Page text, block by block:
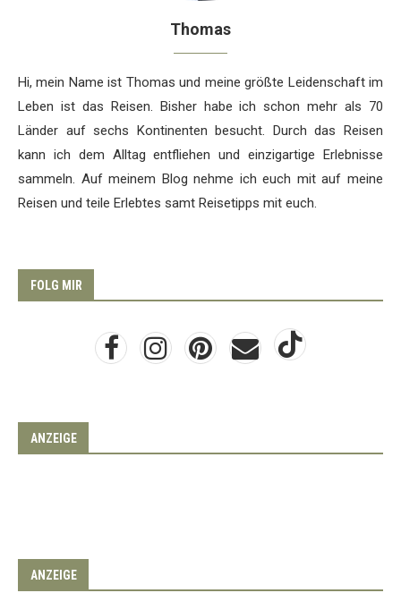
Thomas
Hi, mein Name ist Thomas und meine größte Leidenschaft im
Leben ist das Reisen. Bisher habe ich schon mehr als 70
Länder auf sechs Kontinenten besucht. Durch das Reisen
kann ich dem Alltag entfliehen und einzigartige Erlebnisse
sammeln. Auf meinem Blog nehme ich euch mit auf meine
Reisen und teile Erlebtes samt Reisetipps mit euch.
FOLG MIR
ANZEIGE
ANZEIGE